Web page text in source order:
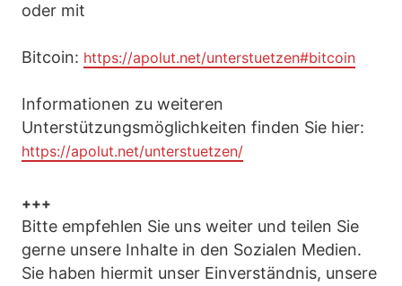
oder mit
Bitcoin: https://apolut.net/unterstuetzen#bitcoin
Informationen zu weiteren
Unterstützungsmöglichkeiten finden Sie hier:
https://apolut.net/unterstuetzen/
+++
Bitte empfehlen Sie uns weiter und teilen Sie
gerne unsere Inhalte in den Sozialen Medien.
Sie haben hiermit unser Einverständnis, unsere